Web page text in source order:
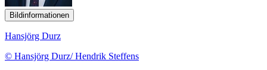
Bildinformationen
Hansjörg Durz
© Hansjörg Durz/ Hendrik Steffens